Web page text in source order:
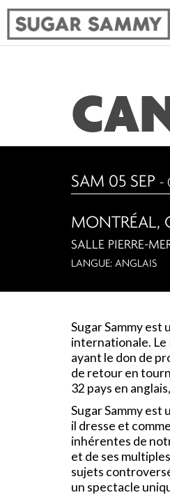
SAM 05 SEP -
MONTRÉAL,
SALLE PIERRE-
LANGUE: ANGLAIS
Sugar Sammy est
internationale. Le
ayant le don de
de retour en
32 pays en
Sugar Sammy
il dresse et
inhérentes de
et de ses
sujets
un spectacle